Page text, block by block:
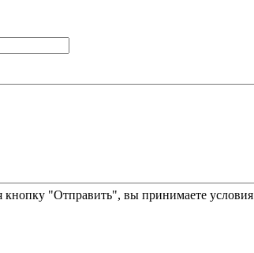
"Отправить", вы принимаете условия